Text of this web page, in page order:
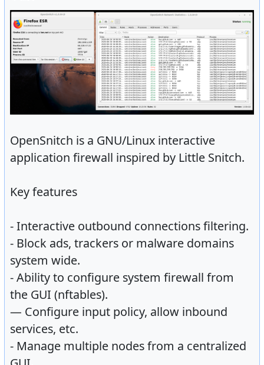
OpenSnitch is a GNU/Linux interactive
application firewall inspired by Little Snitch.
Key features
- Interactive outbound connections filtering.
- Block ads, trackers or malware domains
system wide.
- Ability to configure system firewall from
the GUI (nftables).
— Configure input policy, allow inbound
services, etc.
- Manage multiple nodes from a centralized